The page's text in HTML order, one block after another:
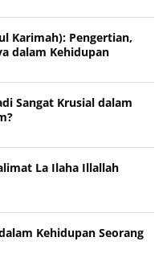
Karimah): Pengertian,
dalam Kehidupan
Sangat Krusial dalam
La Ilaha Illallah
Kehidupan Seorang